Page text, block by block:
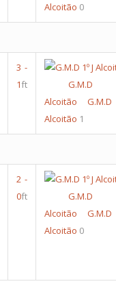
Alcoitão 0
3 -
1ft
Alcoitão
Alcoitão 1
2 -
0ft
Alcoitão
Alcoitão 0